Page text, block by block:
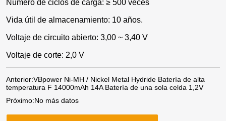
Número de ciclos de carga: ≥ 500 veces
Vida útil de almacenamiento: 10 años.
Voltaje de circuito abierto: 3,00 ~ 3,40 V
Voltaje de corte: 2,0 V
Anterior:VBpower Ni-MH / Nickel Metal Hydride Batería de alta
temperatura F 14000mAh 14A Batería de una sola celda 1,2V
Próximo:No más datos